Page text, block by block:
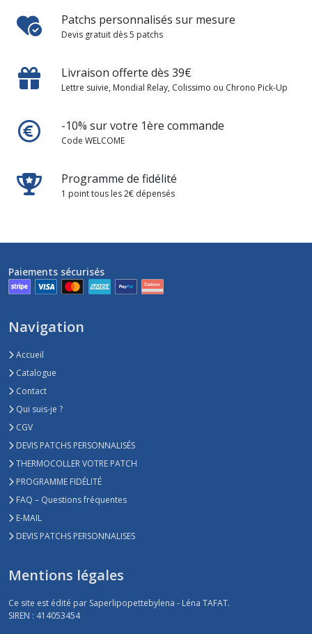
Patchs personnalisés sur mesure
Devis gratuit dès 5 patchs
Livraison offerte dès 39€
Lettre suivie, Mondial Relay, Colissimo ou Chrono Pick-Up
-10% sur votre 1ère commande
Code WELCOME
Programme de fidélité
1 point tous les 2€ dépensés
Paiements sécurisés
Navigation
Accueil
Catalogue
Contact
Qui suis-je ?
CGV
DEVIS PATCHS PERSONNALISÉS
THERMOCOLLER VOTRE PATCH
PROGRAMME FIDÉLITÉ
FAQ – Questions fréquentes
E-MAIL
DEVIS PATCHS PERSONNALISES
Mentions légales
Ce site est édité par Saperlipopettebylena - Léna TAFAT.
SIREN : 414053454